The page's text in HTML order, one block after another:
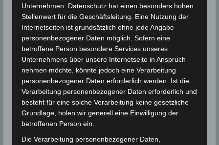
vor Mahdia/Chebba statt. Das Beben hatte eine
Stärke von 3,2 auf derRichterskala .
DasEpizentrumlag laut den Messungen des Malta
Seismic Network, Seismic Monitoring and Research
Unit (SMRU), University of Malta — Msida, Malta
(MLT) 96 km südöstlich von Mahdia und 80 km östlich
von Chebba. Die genauen Koordinaten sind: 35.07°
Nord und 11.97° Ost in einer Tiefe von 29 km.
Quelle: EMSC
Unternehmen. Datenschutz hat einen besonders hohen
Stellenwert für die Geschäftsleitung. Eine Nutzung der
Internetseiten ist grundsätzlich ohne jede Angabe
personenbezogener Daten möglich. Sofern eine
betroffene Person besondere Services unseres
Unternehmens über unsere Internetseite in Anspruch
nehmen möchte, könnte jedoch eine Verarbeitung
personenbezogener Daten erforderlich werden. Ist die
Verarbeitung personenbezogener Daten erforderlich und
besteht für eine solche Verarbeitung keine gesetzliche
Grundlage, holen wir generell eine Einwilligung der
betroffenen Person ein.
Die Verarbeitung personenbezogener Daten,